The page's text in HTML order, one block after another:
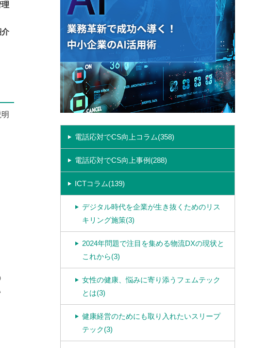
介
電話応対でCS向上コラム(358)
電話応対でCS向上事例(288)
ICTコラム(139)
デジタル時代を企業が生き抜くためのリス
キリング施策(3)
2024年問題で注目を集める物流DXの現状と
これから(3)
女性の健康、悩みに寄り添うフェムテック
とは(3)
健康経営のためにも取り入れたいスリープ
テック(3)